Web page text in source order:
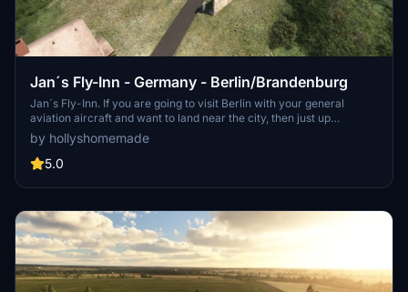
Jan´s Fly-Inn - Germany - Berlin/Brandenburg
Jan´s Fly-Inn. If you are going to visit Berlin with your general
aviation aircraft and want to land near the city, then just up
northwest of Tegel you will find a decent airfield with a restaurant
and beergarden. Please refer to attached VFR-Chart.Enjoy.
by hollyshomemade
5.0